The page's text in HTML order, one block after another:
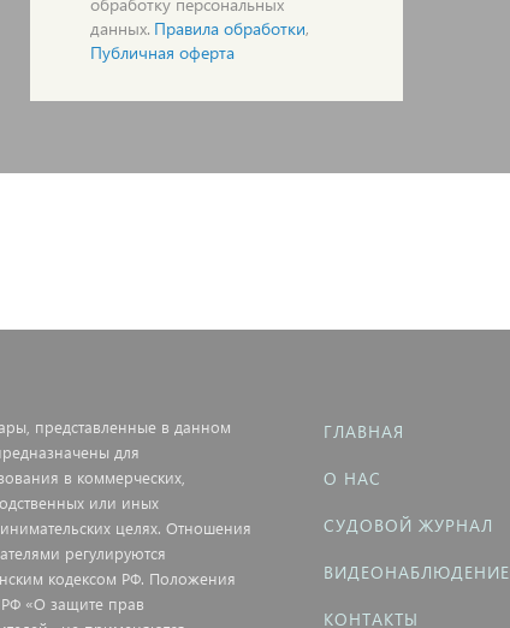
данных. Правила обработки,
Публичная оферта
представленные в данном
для
в коммерческих,
или иных
целях. Отношения
регулируются
кодексом РФ. Положения
«О защите прав
ГЛАВНАЯ
О НАС
СУДОВОЙ ЖУРНАЛ
ВИДЕОНАБЛЮДЕНИЕ
КОНТАКТЫ